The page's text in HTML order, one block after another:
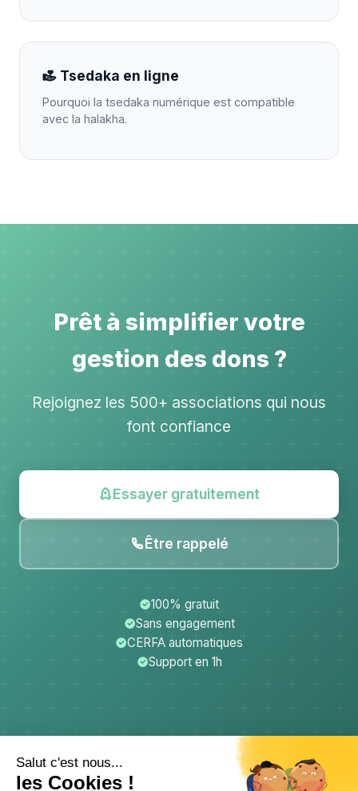
Tsedaka en ligne
Pourquoi la tsedaka numérique est compatible
avec la halakha.
Prêt à simplifier votre
gestion des dons ?
Rejoignez les 500+ associations qui nous
font confiance
Essayer gratuitement
Être rappelé
100% gratuit
Sans engagement
CERFA automatiques
Support en 1h